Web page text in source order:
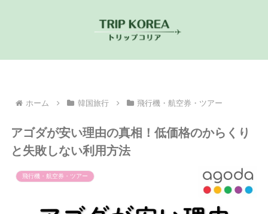
ホーム 韓国旅行 飛行機・航空券・ツアー
アゴダが安い理由の真相！低価格のからくり
と失敗しない利用方法
飛行機・航空券・ツアー